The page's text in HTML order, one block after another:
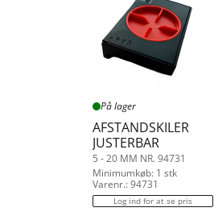
På lager
AFSTANDSKILER
JUSTERBAR
5 - 20 MM NR. 94731
Minimumkøb: 1 stk
Varenr.: 94731
Log ind for at se pris